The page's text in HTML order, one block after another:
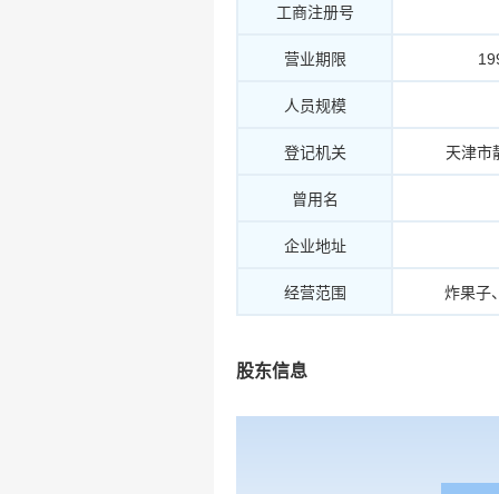
工商注册号
营业期限
人员规模
登记机关 天津市
曾用名
企业地址
经营范围 炸果子
股东信息